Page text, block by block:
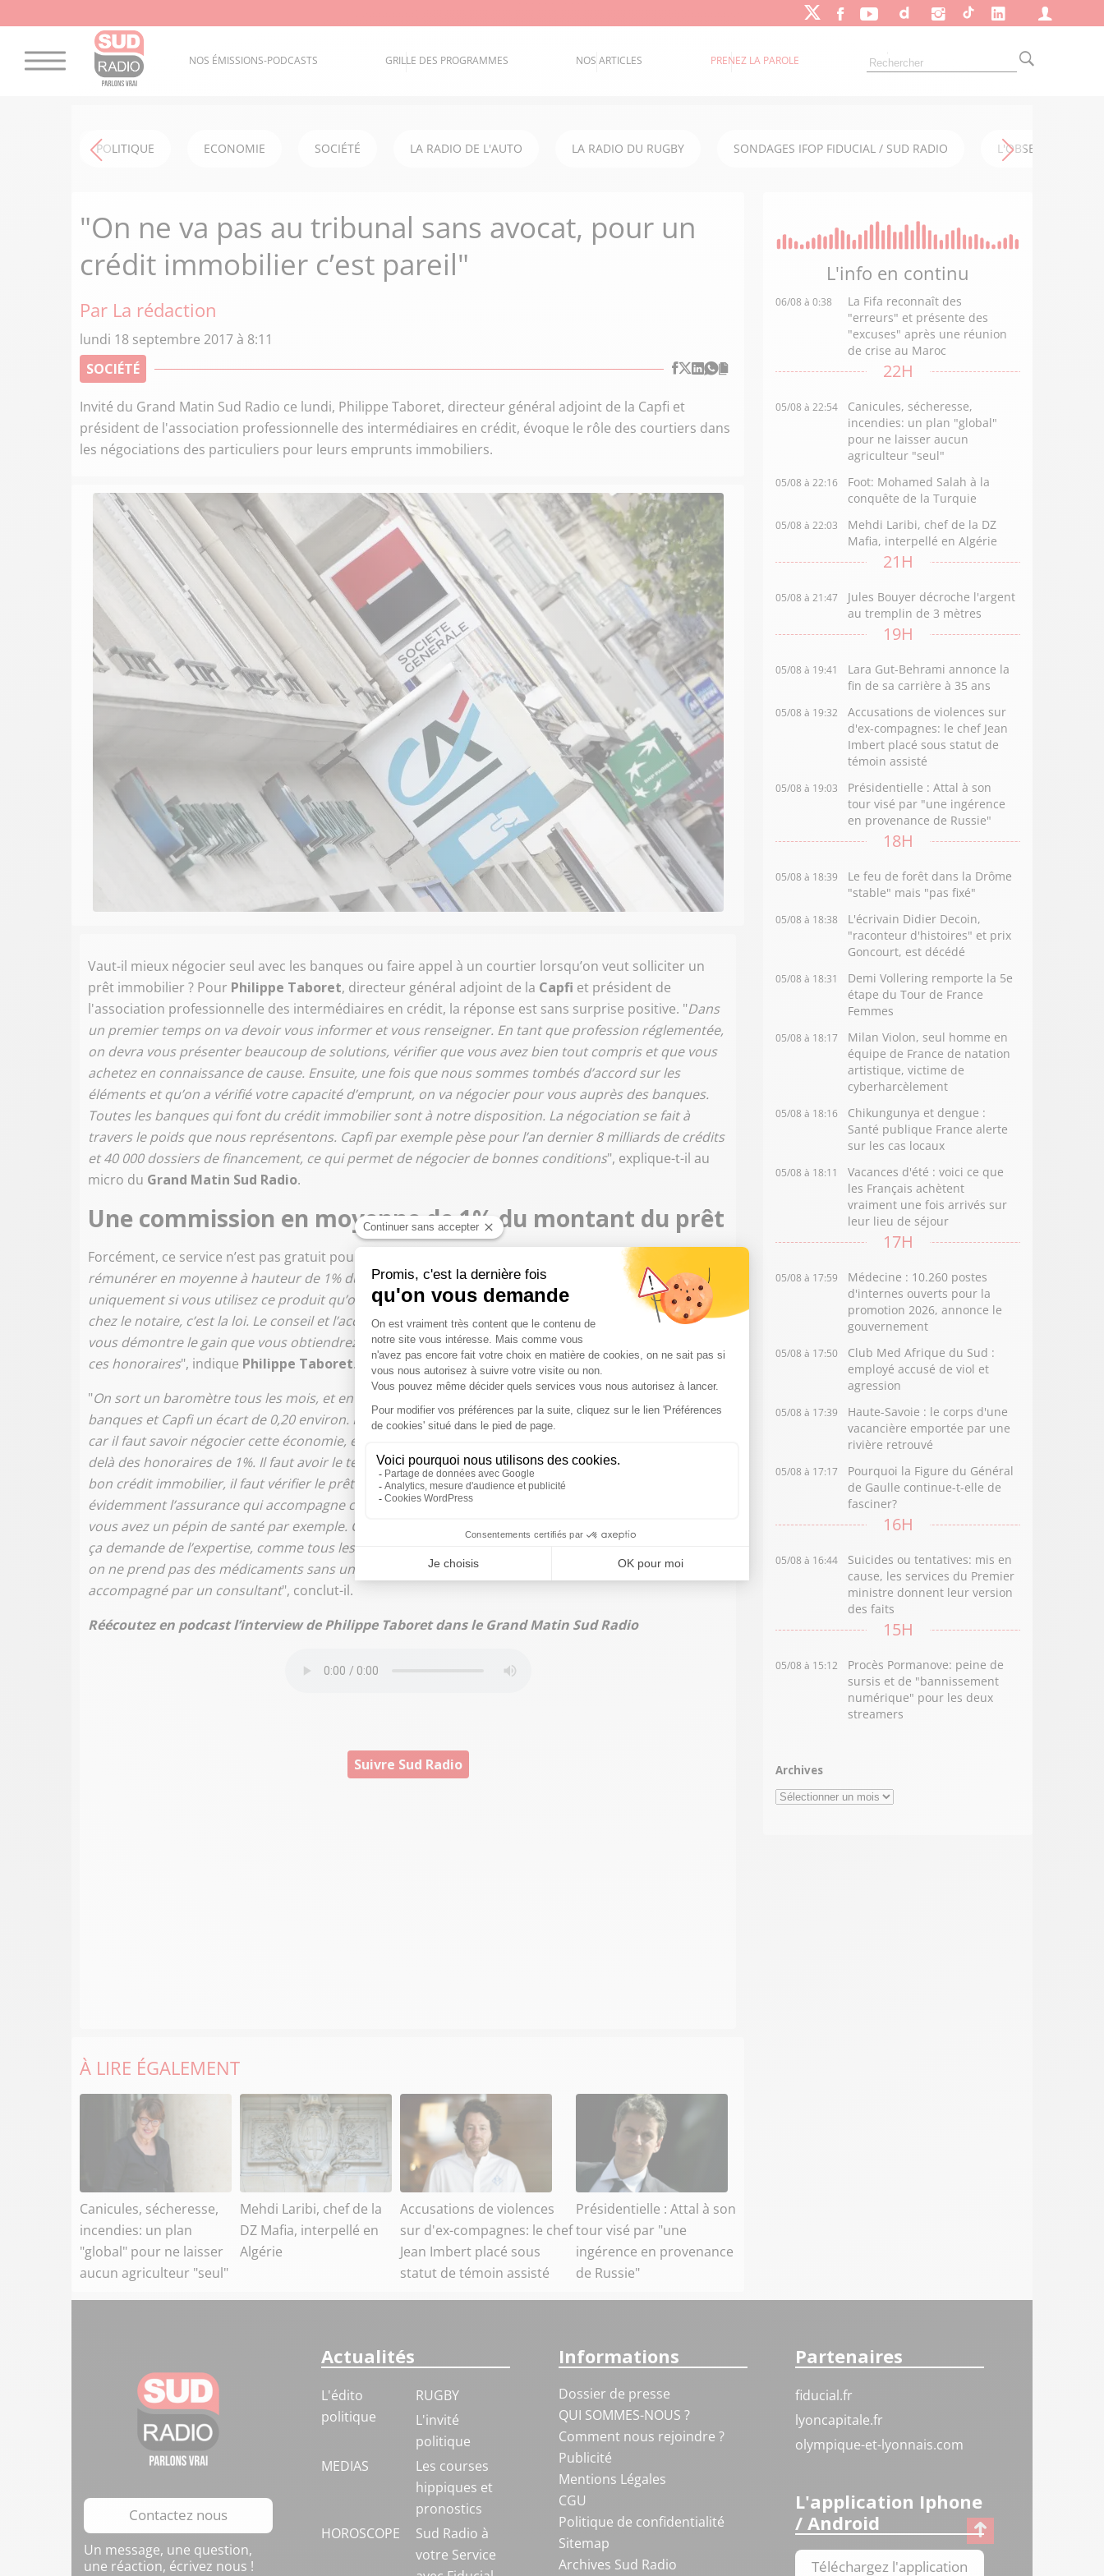
NOS ÉMISSIONS-PODCASTS GRILLE DES PROGRAMMES NOS ARTICLES PRENEZ LA PAROLE
POLITIQUE ECONOMIE SOCIÉTÉ LA RADIO DE L'AUTO LA RADIO DU RUGBY SONDAGES IFOP FIDUCIAL / SUD RADIO L'OBSERVATOIRE
"On ne va pas au tribunal sans avocat, pour un
crédit immobilier c’est pareil"
Par La rédaction
lundi 18 septembre 2017 à 8:11
SOCIÉTÉ
Invité du Grand Matin Sud Radio ce lundi, Philippe Taboret, directeur général adjoint de la Capfi et
président de l'association professionnelle des intermédiaires en crédit, évoque le rôle des courtiers dans
les négociations des particuliers pour leurs emprunts immobiliers.
Vaut-il mieux négocier seul avec les banques ou faire appel à un courtier lorsqu’on veut solliciter un
prêt immobilier ? Pour Philippe Taboret, directeur général adjoint de la Capfi et président de
l'association professionnelle des intermédiaires en crédit, la réponse est sans surprise positive. "Dans
un premier temps on va devoir vous informer et vous renseigner. En tant que profession réglementée,
on devra vous présenter beaucoup de solutions, vérifier que vous avez bien tout compris et que vous
achetez en connaissance de cause. Ensuite, une fois que nous sommes tombés d’accord sur les
éléments et qu’on a vérifié votre capacité d’emprunt, on va négocier pour vous auprès des banques.
Toutes les banques qui font du crédit immobilier sont à notre disposition. La négociation se fait à
travers le poids que nous représentons. Capfi par exemple pèse pour l’an dernier 8 milliards de crédits
et 40 000 dossiers de financement, ce qui permet de négocier de bonnes conditions", explique-t-il au
micro du Grand Matin Sud Radio.
Une commission en moyenne de 1% du montant du prêt
Forcément, ce service n’est pas gratuit pour les particuliers. "
C’est un service d’expert qui va se
rémunérer en moyenne à hauteur de 1% du montant du prêt, mais ce montant sera à régler
uniquement si vous utilisez ce produit qu’on vous aura proposé, et vous ne le paierez qu’à la signature
chez le notaire, c’est la loi. Le conseil et l’accompagnement sont donc gratuits, et c’est seulement si on
vous démontre le gain que vous obtiendrez en termes de temps et d’argent que vous nous réglerez
ces honoraires", indique Philippe Taboret.
"On sort un baromètre tous les mois, et en général on observe entre le taux moyen pratiqué par les
banques et Capfi un écart de 0,20 environ. Il y a donc une économie sur le taux, mais ce n’est pas tout
car il faut savoir négocier cette économie, et ça représente évidemment beaucoup d’argent, bien au-
delà des honoraires de 1%. Il faut avoir le temps de le faire et c’est laborieux. Aujourd’hui, pour avoir un
bon crédit immobilier, il faut vérifier le prêt en lui-même, les aides auxquelles on a droit, et bien
évidemment l’assurance qui accompagne cet emprunt et qui garantit à la banque le remboursement si
vous avez un pépin de santé par exemple. Cette assurance est négociable en parallèle du contrat. Tout
ça demande de l’expertise, comme tous les métiers spécialisés. On ne va pas au tribunal sans avocat,
on ne prend pas des médicaments sans un médecin. Pour un crédit c’est pareil : il vaut mieux être
accompagné par un consultant", conclut-il.
Réécoutez en podcast l’interview de Philippe Taboret dans le Grand Matin Sud Radio
Suivre Sud Radio
À LIRE ÉGALEMENT
Canicules, sécheresse,
incendies: un plan
"global" pour ne laisser
aucun agriculteur "seul"
Mehdi Laribi, chef de la
DZ Mafia, interpellé en
Algérie
Accusations de violences
sur d'ex-compagnes: le chef
Jean Imbert placé sous
statut de témoin assisté
Présidentielle : Attal à son
tour visé par "une
ingérence en provenance
de Russie"
L'info en continu
06/08 à 0:38
La Fifa reconnaît des
"erreurs" et présente des
"excuses" après une réunion
de crise au Maroc
22H
05/08 à 22:54
Canicules, sécheresse,
incendies: un plan "global"
pour ne laisser aucun
agriculteur "seul"
05/08 à 22:16
Foot: Mohamed Salah à la
conquête de la Turquie
05/08 à 22:03
Mehdi Laribi, chef de la DZ
Mafia, interpellé en Algérie
21H
05/08 à 21:47
Jules Bouyer décroche l'argent
au tremplin de 3 mètres
19H
05/08 à 19:41
Lara Gut-Behrami annonce la
fin de sa carrière à 35 ans
05/08 à 19:32
Accusations de violences sur
d'ex-compagnes: le chef Jean
Imbert placé sous statut de
témoin assisté
05/08 à 19:03
Présidentielle : Attal à son
tour visé par "une ingérence
en provenance de Russie"
18H
05/08 à 18:39
Le feu de forêt dans la Drôme
"stable" mais "pas fixé"
05/08 à 18:38
L'écrivain Didier Decoin,
"raconteur d'histoires" et prix
Goncourt, est décédé
05/08 à 18:31
Demi Vollering remporte la 5e
étape du Tour de France
Femmes
05/08 à 18:17
Milan Violon, seul homme en
équipe de France de natation
artistique, victime de
cyberharcèlement
05/08 à 18:16
Chikungunya et dengue :
Santé publique France alerte
sur les cas locaux
05/08 à 18:11
Vacances d'été : voici ce que
les Français achètent
vraiment une fois arrivés sur
leur lieu de séjour
17H
05/08 à 17:59
Médecine : 10.260 postes
d'internes ouverts pour la
promotion 2026, annonce le
gouvernement
05/08 à 17:50
Club Med Afrique du Sud :
employé accusé de viol et
agression
05/08 à 17:39
Haute-Savoie : le corps d'une
vacancière emportée par une
rivière retrouvé
05/08 à 17:17
Pourquoi la Figure du Général
de Gaulle continue-t-elle de
fasciner?
16H
05/08 à 16:44
Suicides ou tentatives: mis en
cause, les services du Premier
ministre donnent leur version
des faits
15H
05/08 à 15:12
Procès Pormanove: peine de
sursis et de "bannissement
numérique" pour les deux
streamers
Archives
Archives
Contactez nous
Un message, une question,
une réaction, écrivez nous !
Actualités
L'édito
politique
RUGBY
L'invité
politique
MEDIAS
Les courses
hippiques et
pronostics
HOROSCOPE
Sud Radio à
votre Service
Informations
Dossier de presse
QUI SOMMES-NOUS ?
Comment nous rejoindre ?
Publicité
Mentions Légales
CGU
Politique de confidentialité
Sitemap
Archives Sud Radio
Partenaires
fiducial.fr
lyoncapitale.fr
olympique-et-lyonnais.com
L'application Iphone
/ Android
Téléchargez l'application